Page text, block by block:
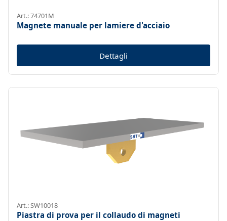
Art.: 74701M
Magnete manuale per lamiere d'acciaio
Dettagli
Art.: SW10018
Piastra di prova per il collaudo di magneti